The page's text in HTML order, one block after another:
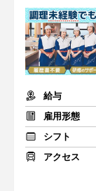
給与
雇用形態
シフト
アクセス